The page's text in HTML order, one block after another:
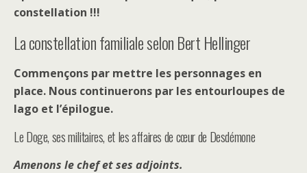
constellation !!!
La constellation familiale selon Bert Hellinger
Commençons par mettre les personnages en
place. Nous continuerons par les entourloupes de
Iago et l’épilogue.
Le Doge, ses militaires, et les affaires de cœur de Desdémone
Amenons le chef et ses adjoints.